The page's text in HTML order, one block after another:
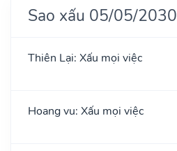
Sao xấu 05/05/2030
Thiên Lại: Xấu mọi việc
Hoang vu: Xấu mọi việc